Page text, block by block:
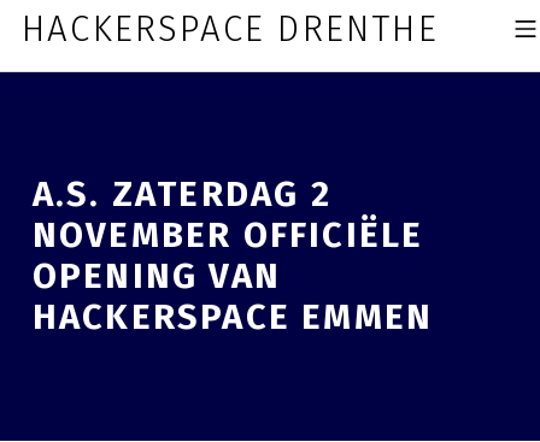
HACKERSPACE DRENTHE
A.S. ZATERDAG 2
NOVEMBER OFFICIËLE
OPENING VAN
HACKERSPACE EMMEN